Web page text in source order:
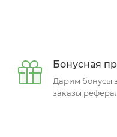
Бонусная
Дарим бонусы
заказы